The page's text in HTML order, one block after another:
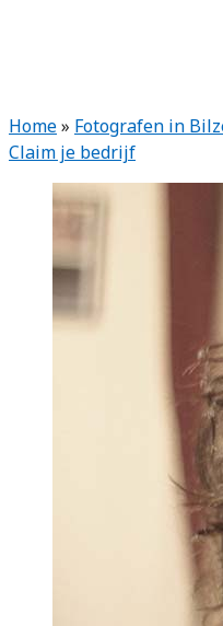
Home» Fotografen in
Claim je bedrijf